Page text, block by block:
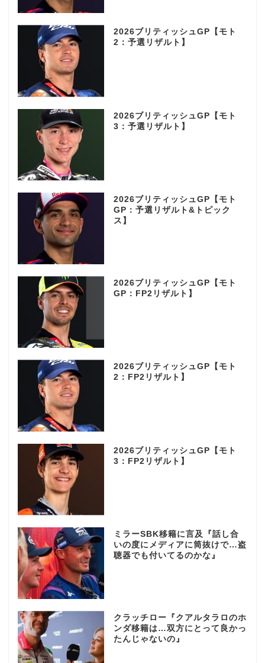
2026ブリティッシュGP【モト
2：予選リザルト】
2026ブリティッシュGP【モト
3：予選リザルト】
2026ブリティッシュGP【モト
GP：予選リザルト&トピック
ス】
2026ブリティッシュGP【モト
GP：FP2リザルト】
2026ブリティッシュGP【モト
2：FP2リザルト】
2026ブリティッシュGP【モト
3：FP2リザルト】
ミラーSBK移籍に言及『話し合
いの度にメディアに筒抜けで…盗
聴器でも付いてるのかな』
クラッチロー『クアルタラロのホ
ンダ移籍は…双方にとって良かっ
たんじゃないの』